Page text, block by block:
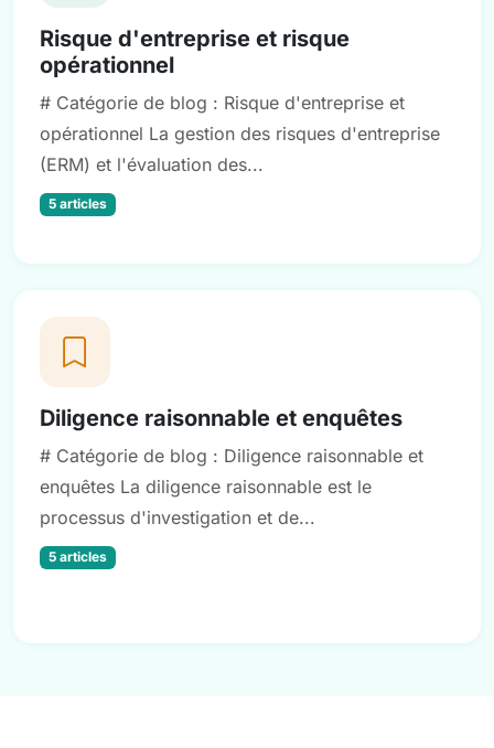
Risque d'entreprise et risque
opérationnel
# Catégorie de blog : Risque d'entreprise et
opérationnel La gestion des risques d'entreprise
(ERM) et l'évaluation des...
5 articles
Diligence raisonnable et enquêtes
# Catégorie de blog : Diligence raisonnable et
enquêtes La diligence raisonnable est le
processus d'investigation et de...
5 articles